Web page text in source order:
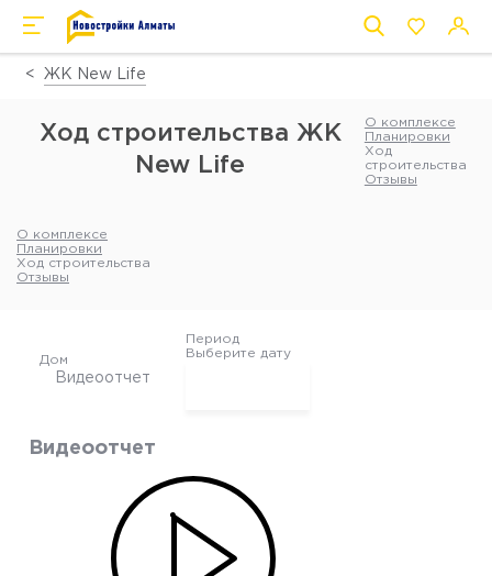
ЖК New Life
Ход строительства ЖК
New Life
О комплексе
Планировки
Ход
строительства
Отзывы
О комплексе
Планировки
Ход строительства
Отзывы
Дом
Видеоотчет
Период
Выберите дату
Видеоотчет